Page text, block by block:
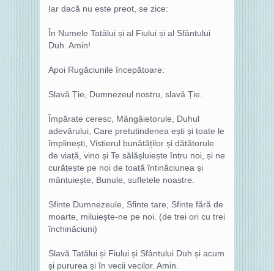
Iar dacă nu este preot, se zice:
În Numele Tatălui și al Fiului și al Sfântului
Duh. Amin!
Apoi Rugăciunile începătoare:
Slavă Ție, Dumnezeul nostru, slavă Ție.
Împărate ceresc, Mângâietorule, Duhul
adevărului, Care pretutindenea ești și toate le
împlinești, Vistierul bunătăților și dătătorule
de viață, vino și Te sălășluiește întru noi, și ne
curățește pe noi de toată întinăciunea și
mântuiește, Bunule, sufletele noastre.
Sfinte Dumnezeule, Sfinte tare, Sfinte fără de
moarte, miluiește-ne pe noi. (de trei ori cu trei
închinăciuni)
Slavă Tatălui și Fiului și Sfântului Duh și acum
și pururea și în vecii vecilor. Amin.